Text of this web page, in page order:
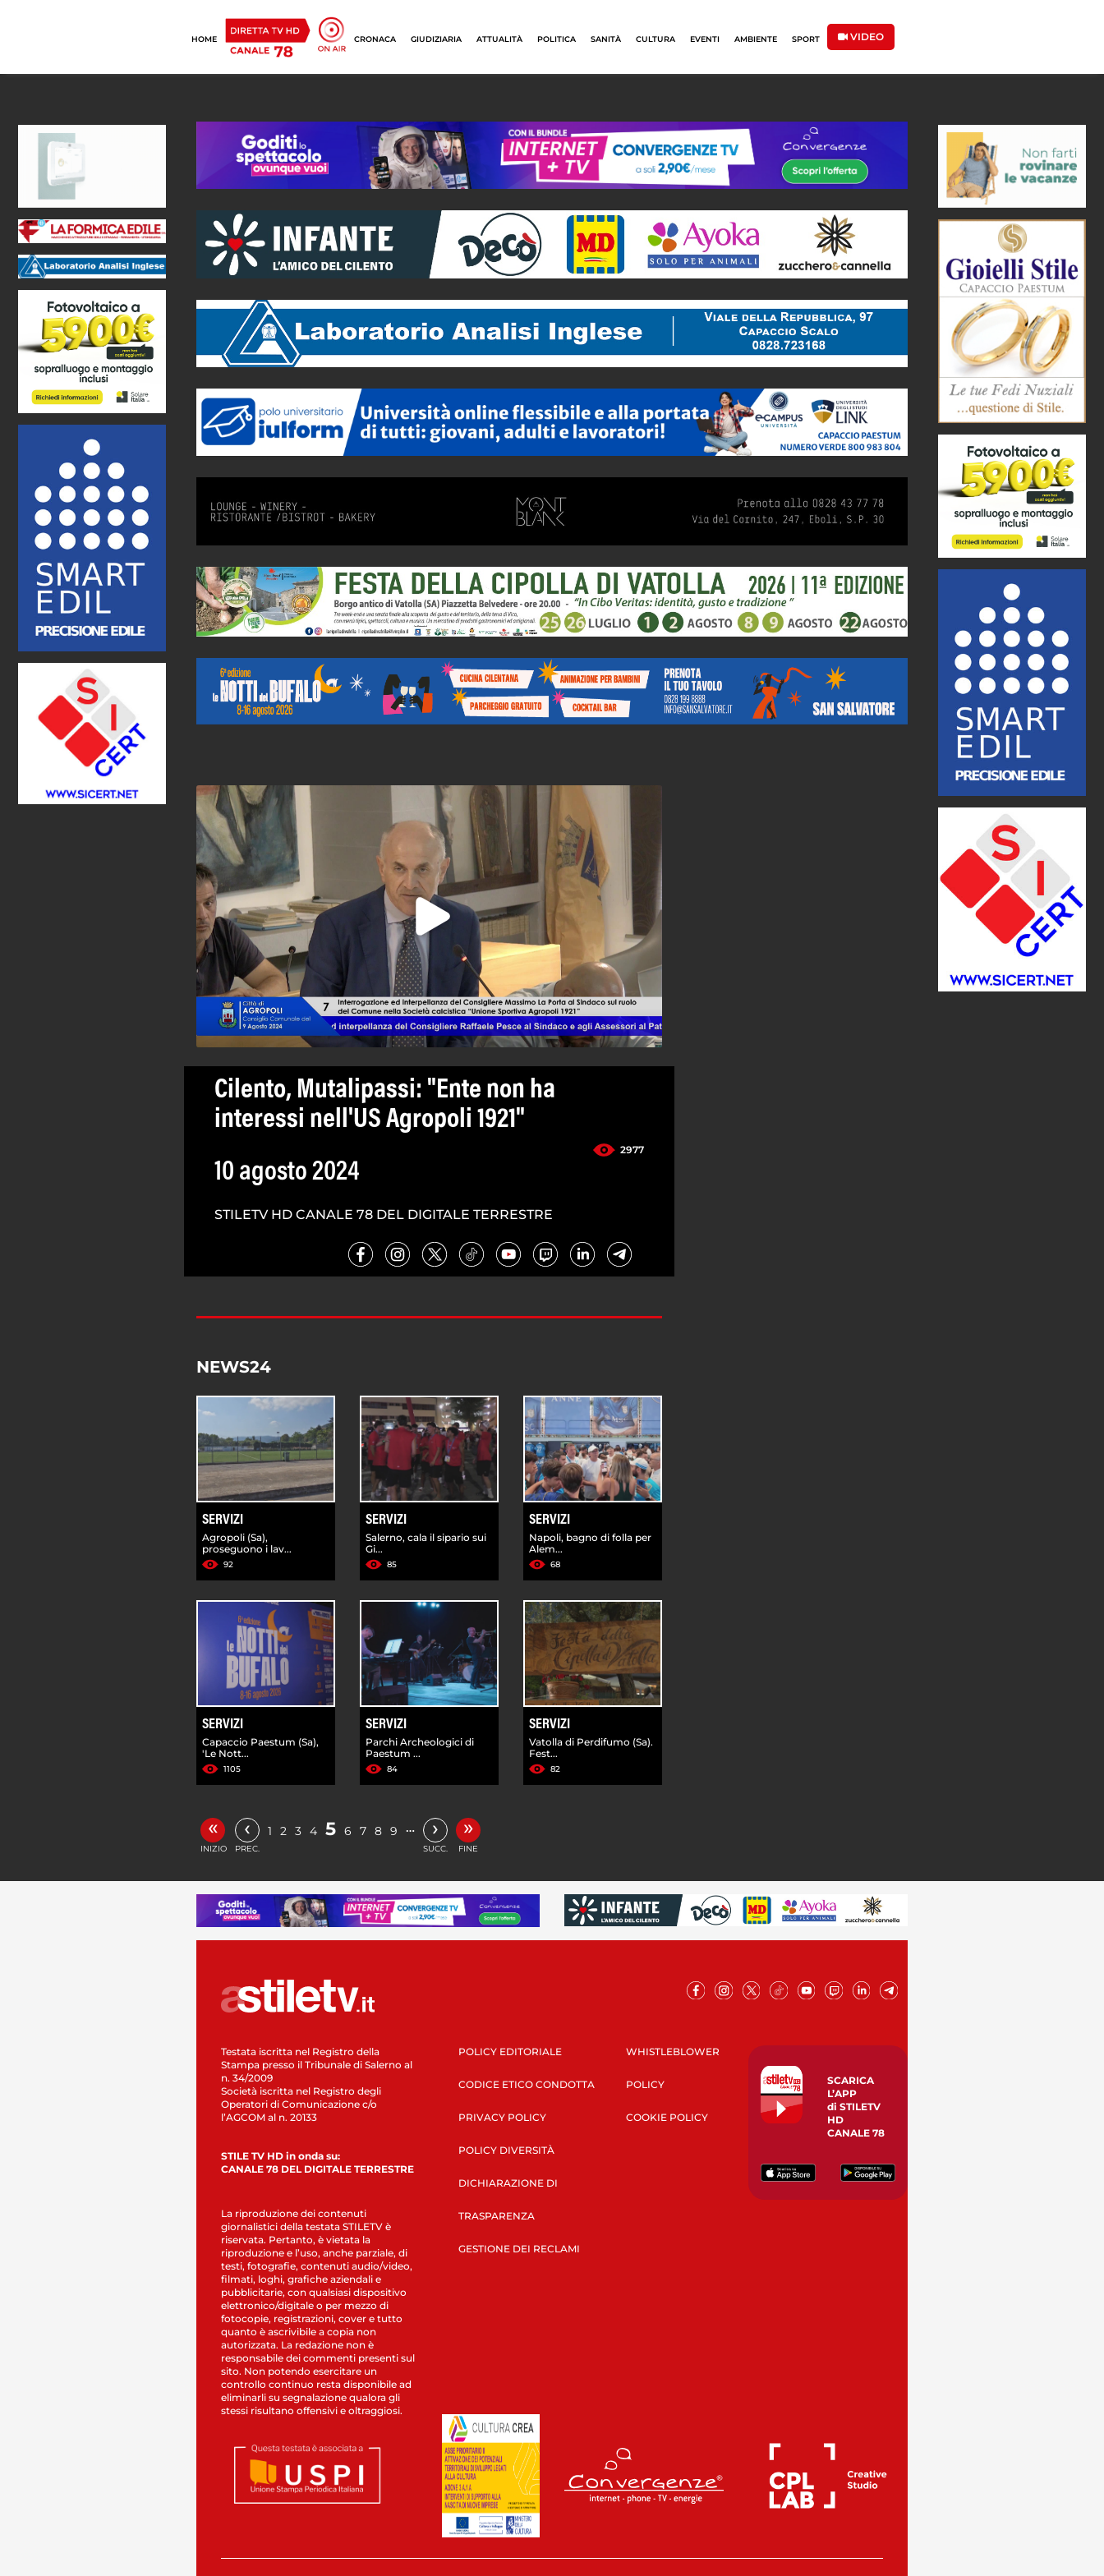
HOME CRONACA GIUDIZIARIA ATTUALITÀ POLITICA SANITÀ CULTURA EVENTI AMBIENTE SPORT VIDEO
Cilento, Mutalipassi: "Ente non ha
interessi nell'US Agropoli 1921"
2977
10 agosto 2024
STILETV HD CANALE 78 DEL DIGITALE TERRESTRE
NEWS24
SERVIZI
Agropoli (Sa),
proseguono i lav...
92
SERVIZI
Salerno, cala il sipario sui
Gi...
85
SERVIZI
Napoli, bagno di folla per
Alem...
68
SERVIZI
Capaccio Paestum (Sa),
'Le Nott...
1105
SERVIZI
Parchi Archeologici di
Paestum ...
84
SERVIZI
Vatolla di Perdifumo (Sa).
Fest...
82
«
INIZIO
‹
PREC.
1 2 3 4 5 6 7 8 9 … ›
SUCC.
»
FINE
Testata iscritta nel Registro della
Stampa presso il Tribunale di Salerno al
n. 34/2009
Società iscritta nel Registro degli
Operatori di Comunicazione c/o
l’AGCOM al n. 20133
STILE TV HD in onda su:
CANALE 78 DEL DIGITALE TERRESTRE
La riproduzione dei contenuti
giornalistici della testata STILETV è
riservata. Pertanto, è vietata la
riproduzione e l’uso, anche parziale, di
testi, fotografie, contenuti audio/video,
filmati, loghi, grafiche aziendali e
pubblicitarie, con qualsiasi dispositivo
elettronico/digitale o per mezzo di
fotocopie, registrazioni, cover e tutto
quanto è ascrivibile a copia non
autorizzata. La redazione non è
responsabile dei commenti presenti sul
sito. Non potendo esercitare un
controllo continuo resta disponibile ad
eliminarli su segnalazione qualora gli
stessi risultano offensivi e oltraggiosi.
POLICY EDITORIALE
CODICE ETICO CONDOTTA
PRIVACY POLICY
POLICY DIVERSITÀ
DICHIARAZIONE DI
TRASPARENZA
GESTIONE DEI RECLAMI
WHISTLEBLOWER
POLICY
COOKIE POLICY
SCARICA
L’APP
di STILETV
HD
CANALE 78